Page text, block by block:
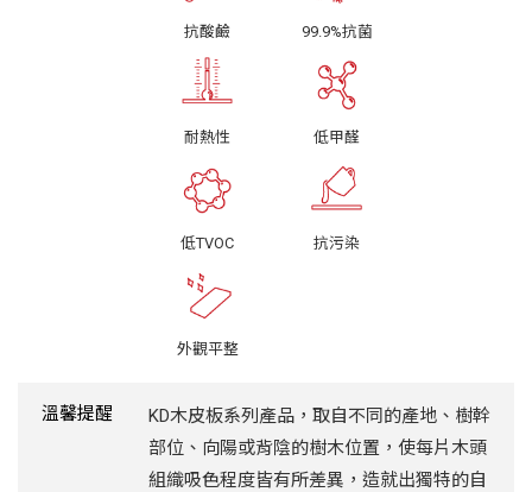
抗酸鹼 99.9%抗菌
耐熱性 低甲醛
低TVOC 抗污染
外觀平整
溫馨提醒
KD木皮板系列產品，取自不同的產地、樹幹
部位、向陽或背陰的樹木位置，使每片木頭
組織吸色程度皆有所差異，造就出獨特的自